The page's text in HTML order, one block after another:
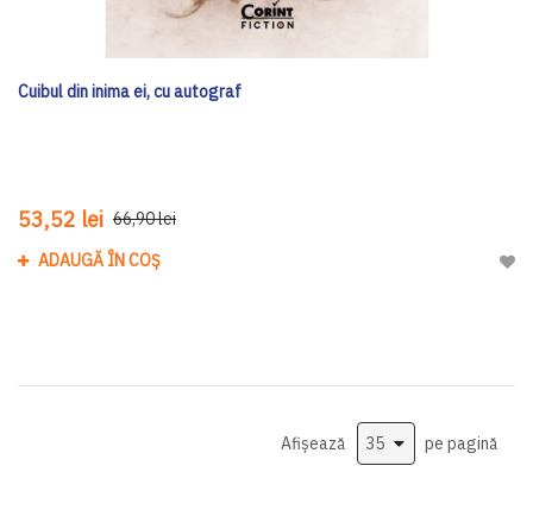
Cuibul din inima ei, cu autograf
53,52 lei 66,90 lei
ADAUGĂ ÎN COȘ
Afișează pe pagină